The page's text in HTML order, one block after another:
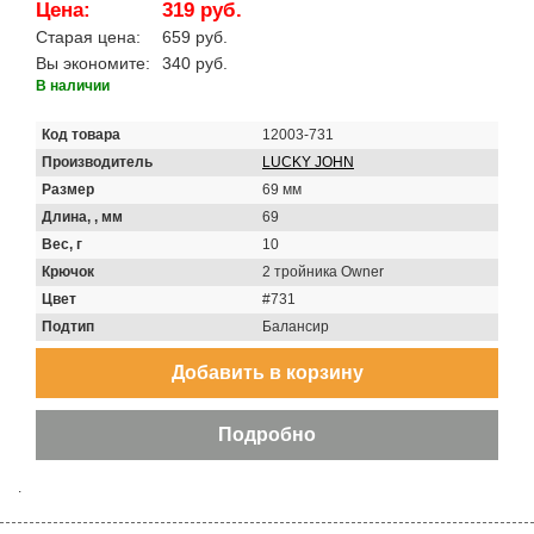
Цена: 319 руб.
Старая цена:
659 руб.
Вы экономите:
340 руб.
В наличии
Код товара
12003-731
Производитель
LUCKY JOHN
Размер
69 мм
Длина, , мм
69
Вес, г
10
Крючок
2 тройника Owner
Цвет
#731
Подтип
Балансир